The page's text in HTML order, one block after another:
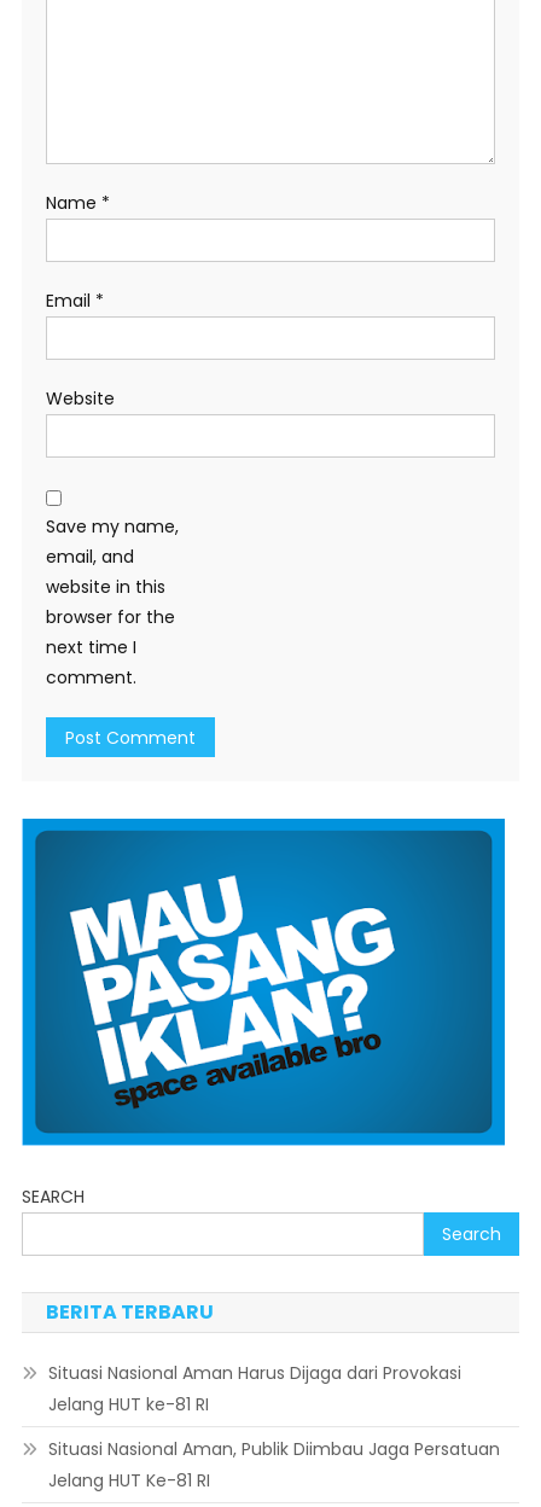
Name *
Email *
Website
Save my name,
email, and
website in this
browser for the
next time I
comment.
SEARCH
Search
BERITA TERBARU
Situasi Nasional Aman Harus Dijaga dari Provokasi
Jelang HUT ke-81 RI
Situasi Nasional Aman, Publik Diimbau Jaga Persatuan
Jelang HUT Ke-81 RI